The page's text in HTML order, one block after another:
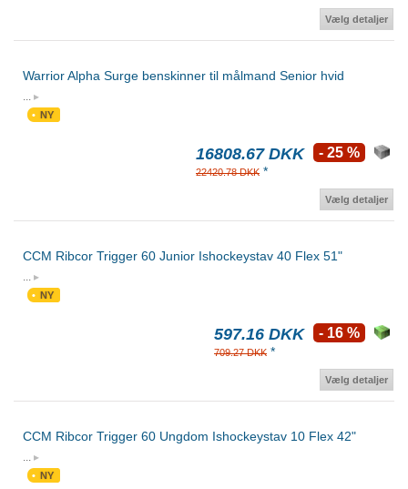
Vælg detaljer
Warrior Alpha Surge benskinner til målmand Senior hvid
...
NY
16808.67 DKK
22420.78 DKK *
- 25 %
Vælg detaljer
CCM Ribcor Trigger 60 Junior Ishockeystav 40 Flex 51"
...
NY
597.16 DKK
709.27 DKK *
- 16 %
Vælg detaljer
CCM Ribcor Trigger 60 Ungdom Ishockeystav 10 Flex 42"
...
NY